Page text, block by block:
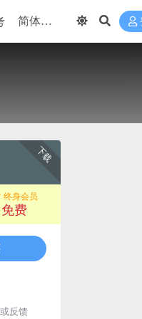
下载
终身会员
免费
反馈